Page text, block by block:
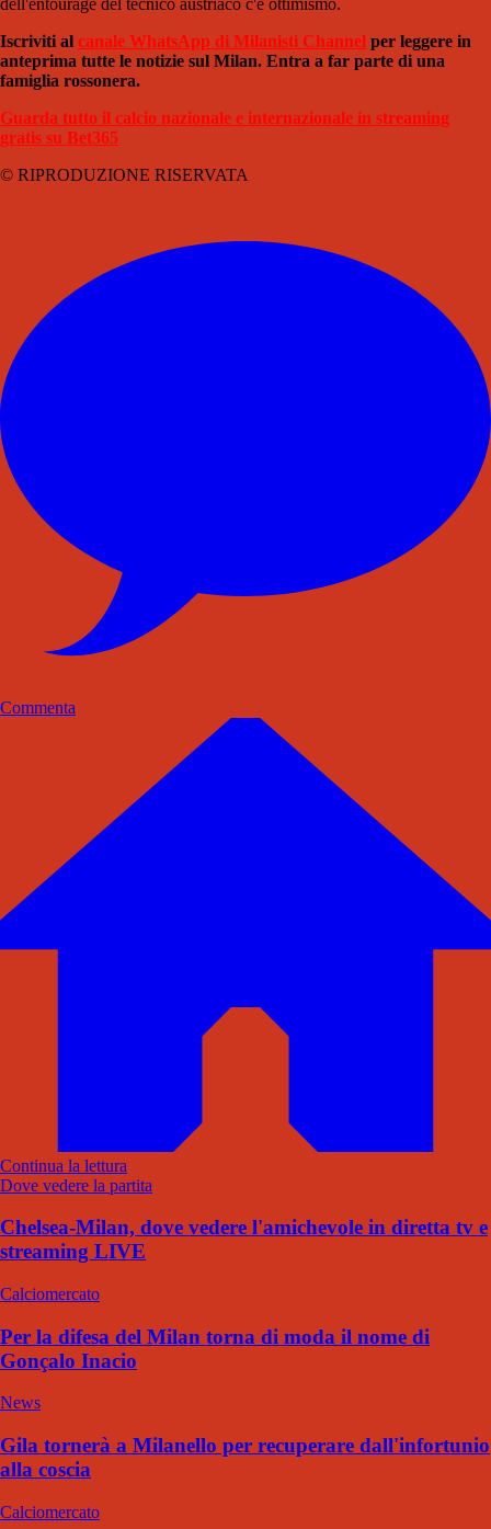
dell'entourage del tecnico austriaco c'è ottimismo.
Iscriviti al canale WhatsApp di Milanisti Channel per leggere in
anteprima tutte le notizie sul Milan. Entra a far parte di una
famiglia rossonera.
Guarda tutto il calcio nazionale e internazionale in streaming
gratis su Bet365
© RIPRODUZIONE RISERVATA
Commenta
Continua la lettura
Dove vedere la partita
Chelsea-Milan, dove vedere l'amichevole in diretta tv e
streaming LIVE
Calciomercato
Per la difesa del Milan torna di moda il nome di
Gonçalo Inacio
News
Gila tornerà a Milanello per recuperare dall'infortunio
alla coscia
Calciomercato